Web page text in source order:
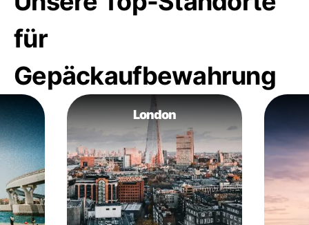
für
Gepäckaufbewahrung
London